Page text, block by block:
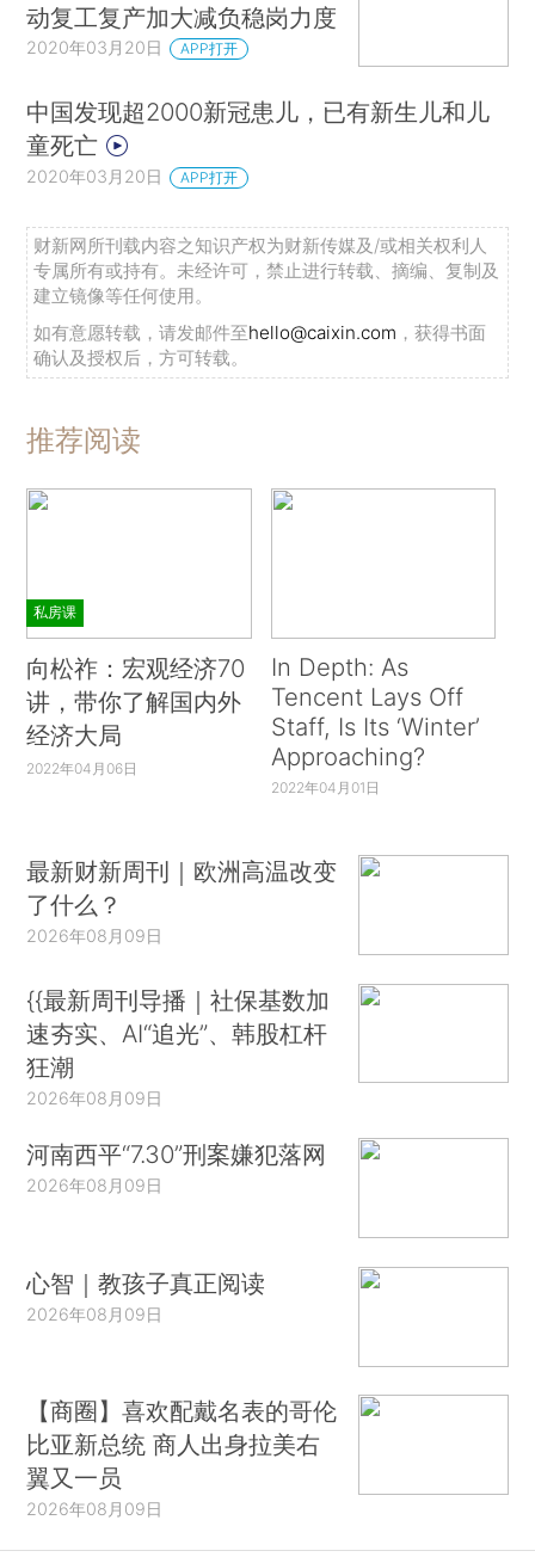
动复工复产加大减负稳岗力度
2020年03月20日 APP打开
中国发现超2000新冠患儿，已有新生儿和儿
童死亡
2020年03月20日 APP打开
财新网所刊载内容之知识产权为财新传媒及/或相关权利人
专属所有或持有。未经许可，禁止进行转载、摘编、复制及
建立镜像等任何使用。
如有意愿转载，请发邮件至hello@caixin.com ，获得书面
确认及授权后，方可转载。
推荐阅读
私房课
向松祚：宏观经济70
讲，带你了解国内外
经济大局
2022年04月06日
In Depth: As
Tencent Lays Off
Staff, Is Its ‘Winter’
Approaching?
2022年04月01日
最新财新周刊｜欧洲高温改变
了什么？
2026年08月09日
{{最新周刊导播｜社保基数加
速夯实、AI“追光”、韩股杠杆
狂潮
2026年08月09日
河南西平“7.30”刑案嫌犯落网
2026年08月09日
心智｜教孩子真正阅读
2026年08月09日
【商圈】喜欢配戴名表的哥伦
比亚新总统 商人出身拉美右
翼又一员
2026年08月09日